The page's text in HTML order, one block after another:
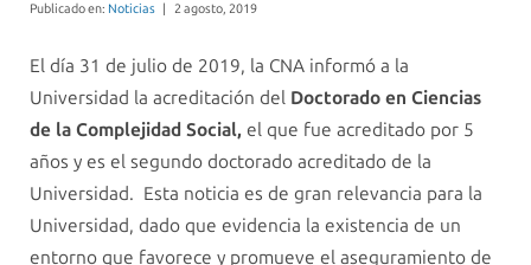
Publicado en: Noticias 2 agosto, 2019
El día 31 de julio de 2019, la CNA informó a la
Universidad la acreditación del Doctorado en Ciencias
de la Complejidad Social, el que fue acreditado por 5
años y es el segundo doctorado acreditado de la
Universidad. Esta noticia es de gran relevancia para la
Universidad, dado que evidencia la existencia de un
entorno que favorece y promueve el aseguramiento de